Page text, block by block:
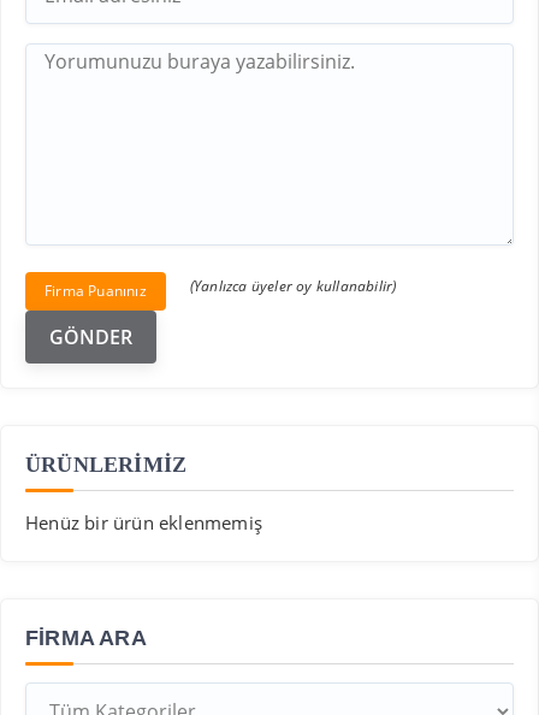
Firma Puanınız (Yanlızca üyeler oy kullanabilir)
ÜRÜNLERİMİZ
Henüz bir ürün eklenmemiş
FIRMA ARA